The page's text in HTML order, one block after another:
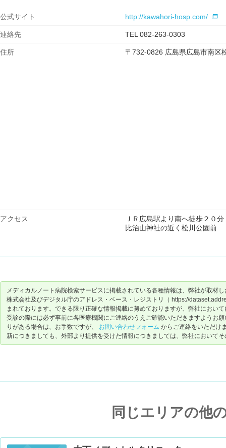
公式サイト http://kawahori-hosp.com/
連絡先 TEL 082-263-0303
住所 〒732-0826 広島県広島市南区
アクセス
ＪＲ広島駅より南へ徒歩２０
比治山神社の近く松川公園前
メディカルノート病院検索サービスに掲載されている各種情報は、弊社が取材
株式会社及びデジタル庁のアドレス・ベース・レジストリ（ https://
まれております。できる限り正確な情報掲載に努めておりますが、弊社におい
受診の際には必ず事前に各医療機関にご連絡のうえご確認いただきますようお
りがある場合は、お手数ですが、 お問い合わせフォーム からご連絡をいただけ
新につきましても、外部より提供を受けた情報につきましては、弊社において
同じエリアの他